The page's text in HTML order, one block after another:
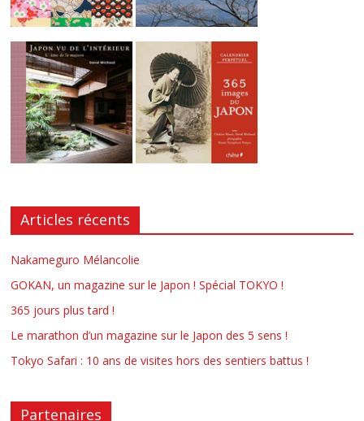
Articles récents
Nakameguro Mélancolie
GOKAN, un magazine sur le Japon ! Spécial TOKYO !
365 jours plus tard !
Le marathon d’un magazine sur le Japon des 5 sens !
Tokyo Safari : 10 ans de visites hors des sentiers battus !
Partenaires